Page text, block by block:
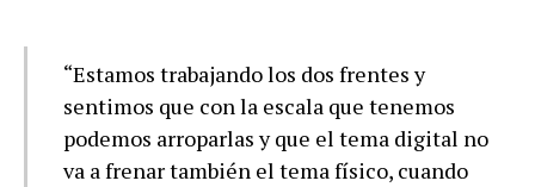
“Estamos trabajando los dos frentes y
sentimos que con la escala que tenemos
podemos arroparlas y que el tema digital no
va a frenar también el tema físico, cuando